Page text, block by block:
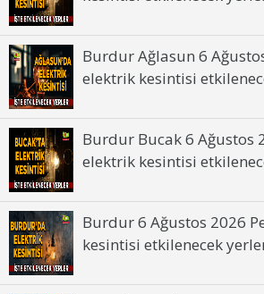
Burdur Ağlasun 6
elektrik kesintisi
Burdur Bucak 6 Ağustos
elektrik kesintisi
Burdur 6 Ağustos 2026
kesintisi etkilenecek